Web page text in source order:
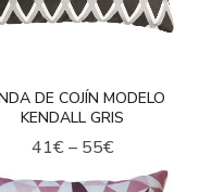
DE COJÍN MODELO
KENDALL GRIS
41€– 55€